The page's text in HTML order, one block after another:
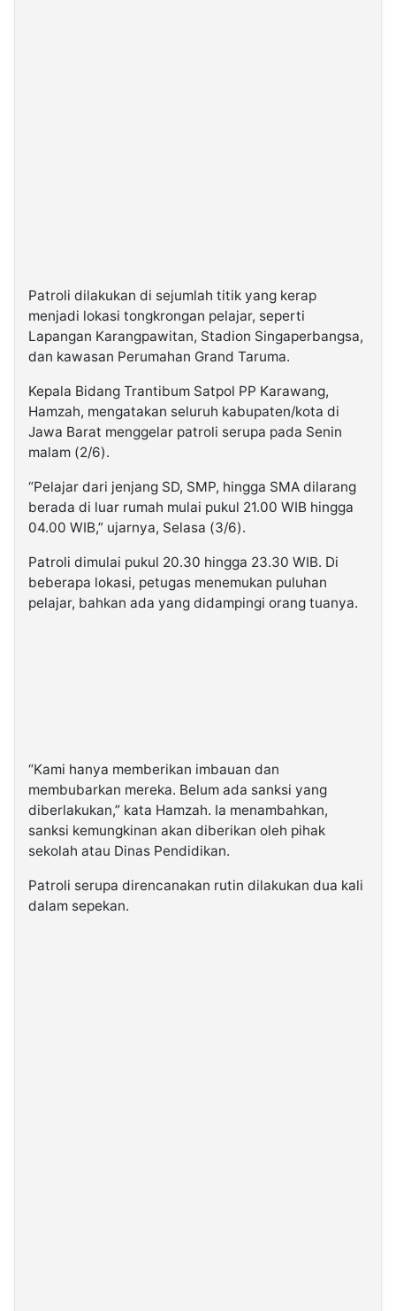
Patroli dilakukan di sejumlah titik yang kerap
menjadi lokasi tongkrongan pelajar, seperti
Lapangan Karangpawitan, Stadion Singaperbangsa,
dan kawasan Perumahan Grand Taruma.
Kepala Bidang Trantibum Satpol PP Karawang,
Hamzah, mengatakan seluruh kabupaten/kota di
Jawa Barat menggelar patroli serupa pada Senin
malam (2/6).
“Pelajar dari jenjang SD, SMP, hingga SMA dilarang
berada di luar rumah mulai pukul 21.00 WIB hingga
04.00 WIB,” ujarnya, Selasa (3/6).
Patroli dimulai pukul 20.30 hingga 23.30 WIB. Di
beberapa lokasi, petugas menemukan puluhan
pelajar, bahkan ada yang didampingi orang tuanya.
“Kami hanya memberikan imbauan dan
membubarkan mereka. Belum ada sanksi yang
diberlakukan,” kata Hamzah. Ia menambahkan,
sanksi kemungkinan akan diberikan oleh pihak
sekolah atau Dinas Pendidikan.
Patroli serupa direncanakan rutin dilakukan dua kali
dalam sepekan.